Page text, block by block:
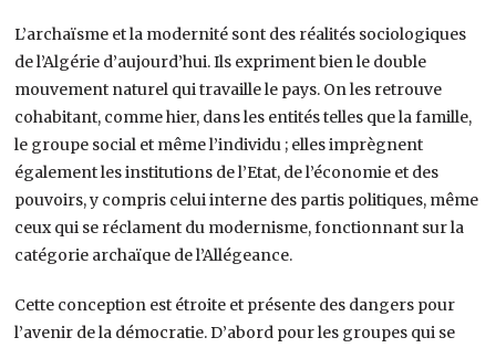
L’archaïsme et la modernité sont des réalités sociologiques
de l’Algérie d’aujourd’hui. Ils expriment bien le double
mouvement naturel qui travaille le pays. On les retrouve
cohabitant, comme hier, dans les entités telles que la famille,
le groupe social et même l’individu ; elles imprègnent
également les institutions de l’Etat, de l’économie et des
pouvoirs, y compris celui interne des partis politiques, même
ceux qui se réclament du modernisme, fonctionnant sur la
catégorie archaïque de l’Allégeance.
Cette conception est étroite et présente des dangers pour
l’avenir de la démocratie. D’abord pour les groupes qui se